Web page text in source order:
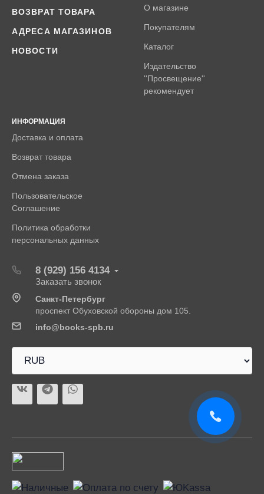
ВОЗВРАТ ТОВАРА
АДРЕСА МАГАЗИНОВ
НОВОСТИ
О магазине
Покупателям
Каталог
Издательство
''Просвещение''
рекомендует
ИНФОРМАЦИЯ
Доставка и оплата
Возврат товара
Отмена заказа
Пользовательское
Соглашение
Политика обработки
персональных данных
8 (929) 156 4134
Заказать звонок
Санкт-Петербург
проспект Обуховской обороны дом 105.
info@books-spb.ru